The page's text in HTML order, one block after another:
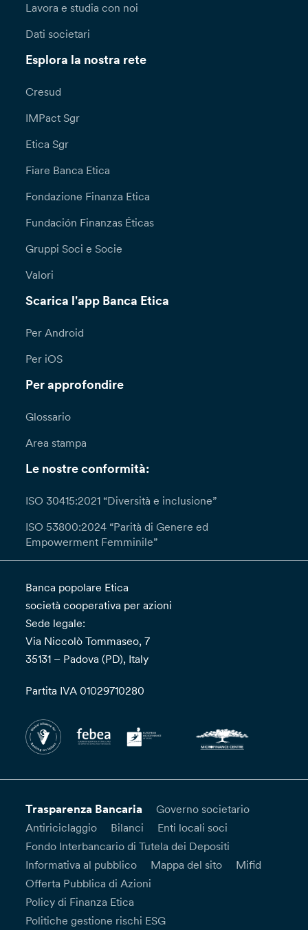
Lavora e studia con noi
Dati societari
Esplora la nostra rete
Cresud
IMPact Sgr
Etica Sgr
Fiare Banca Etica
Fondazione Finanza Etica
Fundación Finanzas Éticas
Gruppi Soci e Socie
Valori
Scarica l'app Banca Etica
Per Android
Per iOS
Per approfondire
Glossario
Area stampa
Le nostre conformità:
ISO 30415:2021 “Diversità e inclusione”
ISO 53800:2024 “Parità di Genere ed
Empowerment Femminile”
Banca popolare Etica
società cooperativa per azioni
Sede legale:
Via Niccolò Tommaseo, 7
35131 – Padova (PD), Italy
Partita IVA 01029710280
Trasparenza Bancaria
Governo societario
Antiriciclaggio
Bilanci
Enti locali soci
Fondo Interbancario di Tutela dei Depositi
Informativa al pubblico
Mappa del sito
Mifid
Offerta Pubblica di Azioni
Policy di Finanza Etica
Politiche gestione rischi ESG